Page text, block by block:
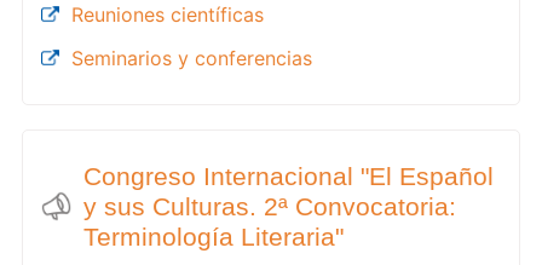
Reuniones científicas
Seminarios y conferencias
Congreso Internacional "El Español
y sus Culturas. 2ª Convocatoria:
Terminología Literaria"